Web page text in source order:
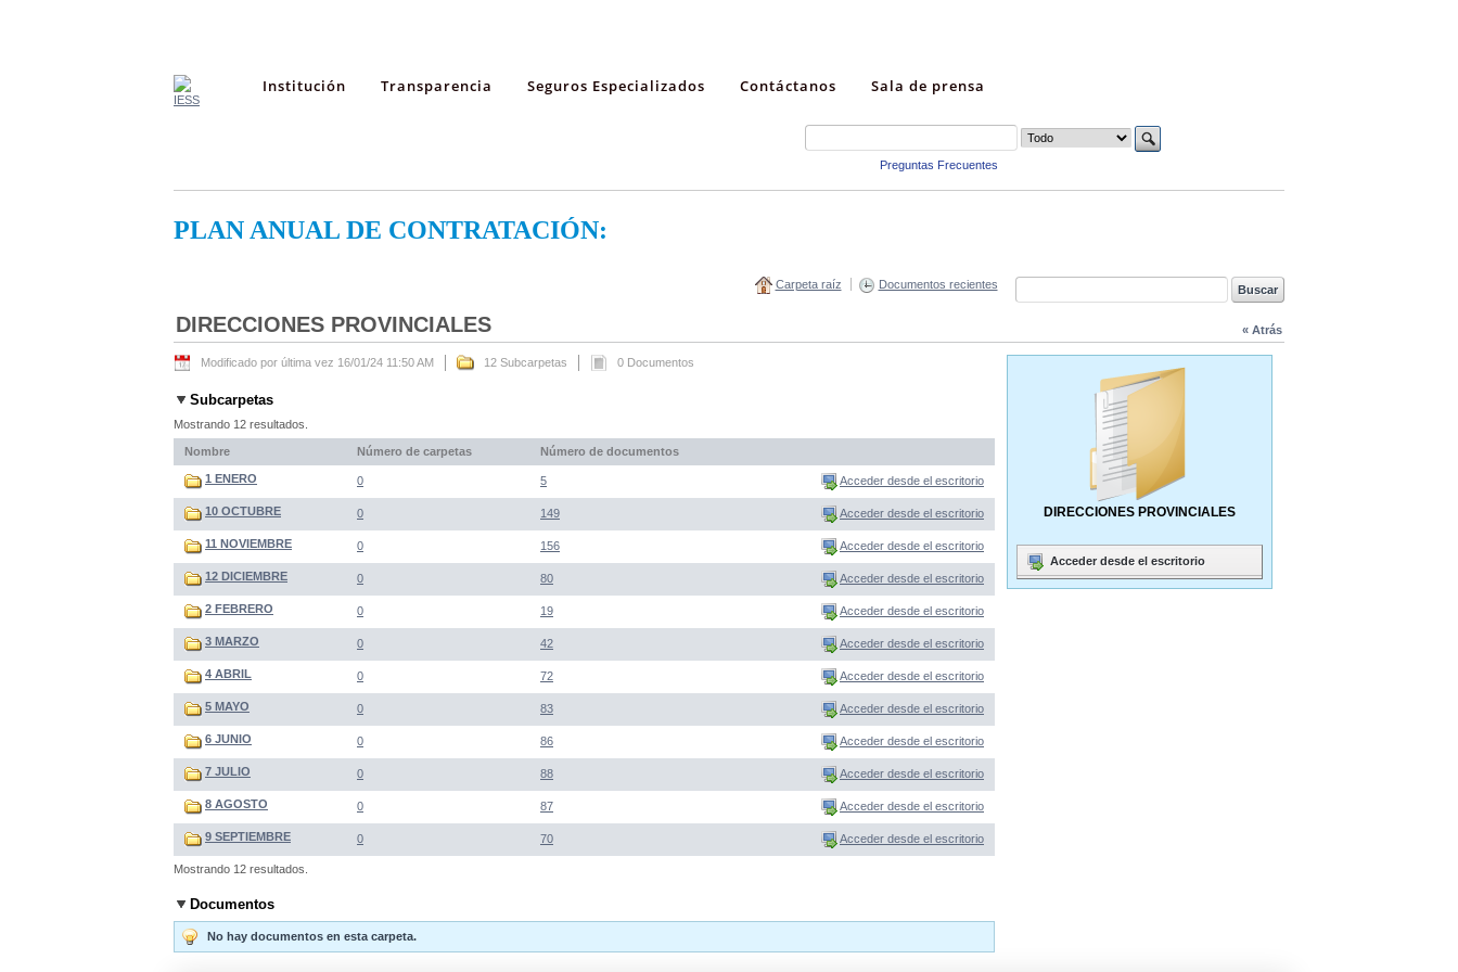
Institución Transparencia Seguros Especializados Contáctanos Sala de prensa
Preguntas Frecuentes
PLAN ANUAL DE CONTRATACIÓN:
Carpeta raíz Documentos recientes
« Atrás
DIRECCIONES PROVINCIALES
Modificado por última vez 16/01/24 11:50 AM 12 Subcarpetas 0 Documentos
Subcarpetas
Mostrando 12 resultados.
Nombre Número de carpetas Número de documentos
1 ENERO 0 5 Acceder desde el escritorio
10 OCTUBRE 0 149 Acceder desde el escritorio
11 NOVIEMBRE 0 156 Acceder desde el escritorio
12 DICIEMBRE 0 80 Acceder desde el escritorio
2 FEBRERO 0 19 Acceder desde el escritorio
3 MARZO 0 42 Acceder desde el escritorio
4 ABRIL 0 72 Acceder desde el escritorio
5 MAYO 0 83 Acceder desde el escritorio
6 JUNIO 0 86 Acceder desde el escritorio
7 JULIO 0 88 Acceder desde el escritorio
8 AGOSTO 0 87 Acceder desde el escritorio
9 SEPTIEMBRE 0 70 Acceder desde el escritorio
Mostrando 12 resultados.
Documentos
No hay documentos en esta carpeta.
DIRECCIONES PROVINCIALES
Acceder desde el escritorio